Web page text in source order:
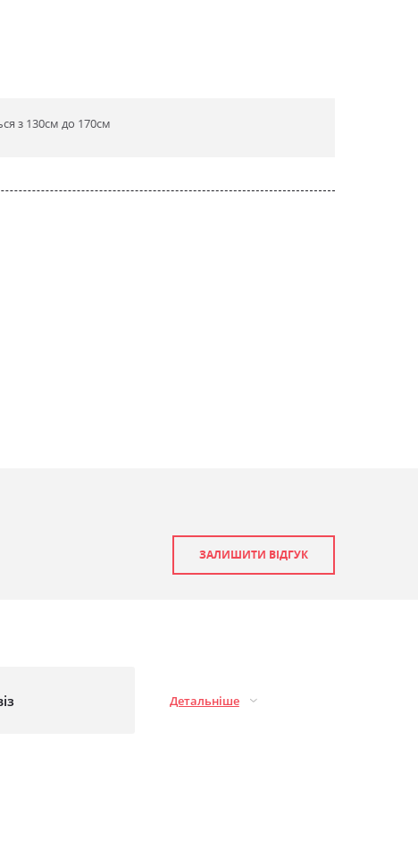
з 130см до 170см
ЗАЛИШИТИ ВІДГУК
Детальніше